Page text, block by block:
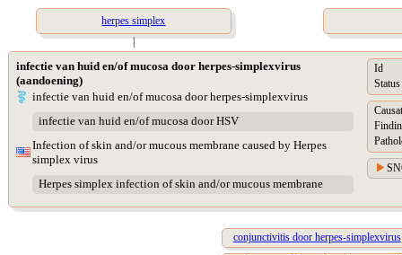
herpes simplex
|
infectie van huid en/of mucosa door herpes-simplexvirus
(aandoening)
infectie van huid en/of mucosa door herpes-simplexvirus
infectie van huid en/of mucosa door HSV
Infection of skin and/or mucous membrane caused by Herpes
simplex virus
Herpes simplex infection of skin and/or mucous membrane
Id
Status
conjunctivitis door herpes-simplexvirus